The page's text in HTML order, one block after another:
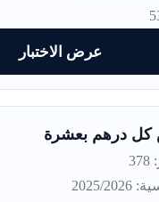
عرض الاختبار
درهم بعشرة
2026